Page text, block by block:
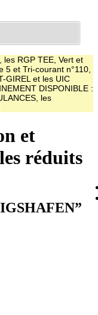
les RGP TEE, Vert et
5 et Tri-courant n°110,
GIREL et les UIC
DISPONIBLE :
les
et
réduits